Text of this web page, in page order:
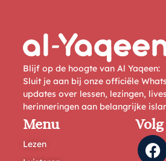
Blijf op de hoogte van Al Yaqeen:
Sluit je aan bij onze officiële
updates over lessen, lezingen,
herinneringen aan belangrijke
Menu
Lezen